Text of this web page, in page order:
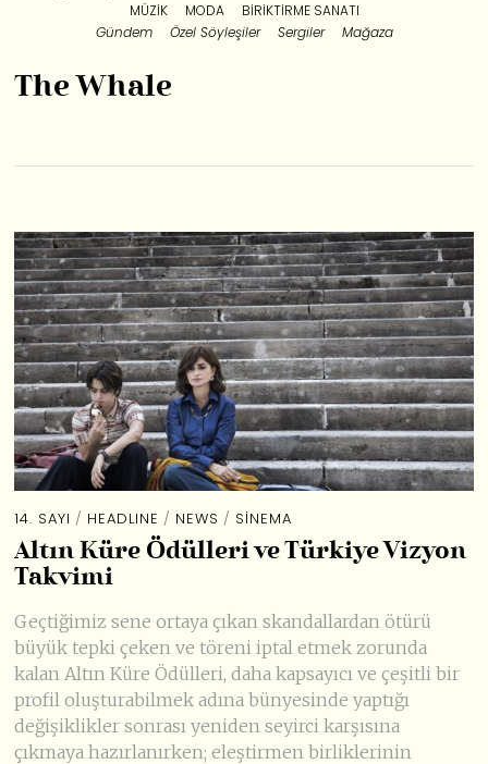
MÜZIK
MODA
BIRIKTIRME SANATI
Gündem
Özel Söyleşiler Sergiler Mağaza
The Whale
14. SAYI / HEADLINE / NEWS / SINEMA
Altın Küre Ödülleri ve Türkiye Vizyon
Takvimi
Geçtiğimiz sene ortaya çıkan skandallardan ötürü
büyük tepki çeken ve töreni iptal etmek zorunda
kalan Altın Küre Ödülleri, daha kapsayıcı ve çeşitli bir
profil oluşturabilmek adına bünyesinde yaptığı
değişiklikler sonrası yeniden seyirci karşısına
çıkmaya hazırlanırken; eleştirmen birliklerinin